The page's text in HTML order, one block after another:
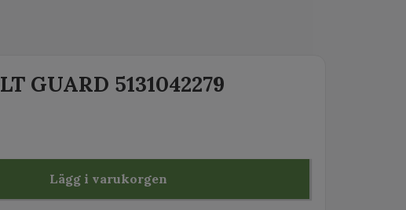
GUARD 5131042279
Lägg i varukorgen